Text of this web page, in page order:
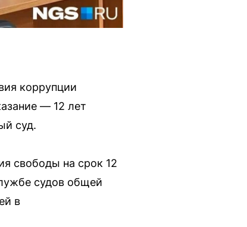
коррупции
— 12 лет
суд.
свободы на срок 12
судов общей
в